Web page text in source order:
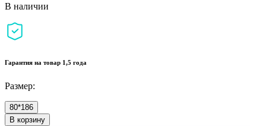
В наличии
Гарантия на товар 1,5 года
Размер:
80*186
В корзину